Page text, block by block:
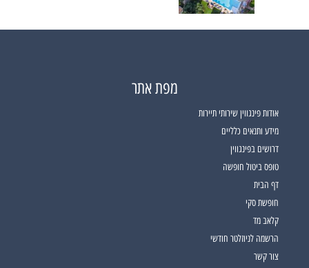
מפת אתר
אודות פינגווין שירותי תיירות
מידע ותנאים כלליים
דרושים בפינגווין
טופס ביטול חופשה
דף הבית
חופשת סקי
קלאב מד
הרשמה לניוזלטר חודשי
צור קשר